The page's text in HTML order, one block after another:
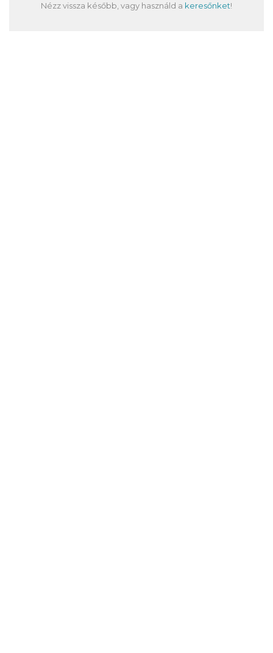
Nézz vissza később, vagy használd a keresőnket!